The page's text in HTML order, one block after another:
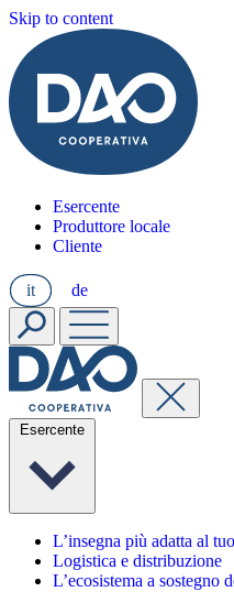
Skip to content
Esercente
Produttore locale
Cliente
it de
Esercente
L’insegna più adatta al
Logistica e distribuzione
L’ecosistema a sostegno